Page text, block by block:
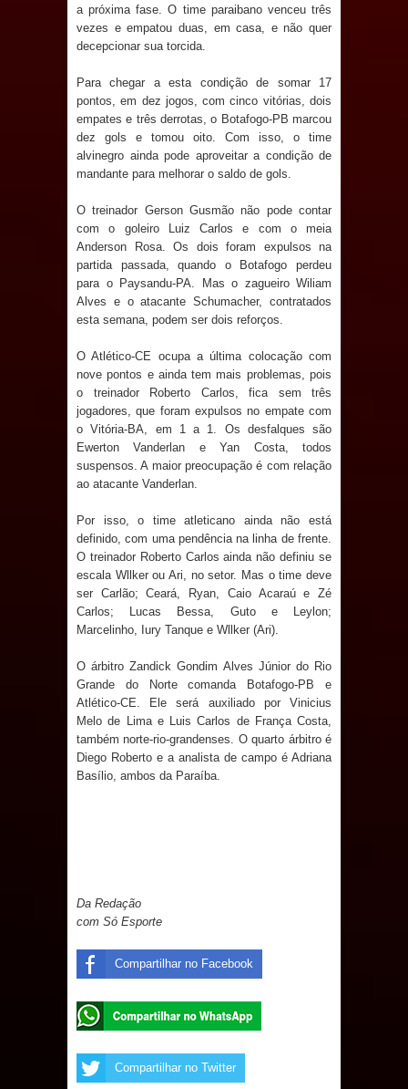
jurídico brasileiro, temas polêmicos;
Prefeitura de Sapé promove
campanha Julho Neon com ações de
conscientização sobre saúde bucal
Caldas Brandão: gestão municipal
antecipa pagamento do mês de julho
e aquece economia para Festa de
Santana
Saúde Bucal: Mais de 470 próteses
dentárias já foram entregues pela
Prefeitura de Sapé em 2026
Caldas Brandão: Tradicional Festa de
Santana 2026 será neste sábado (25)
e deve atrair grande público
Nota de pesar: Câmara de Marí
lamenta a morte da ex-vereadora
Neta do Sindicato
Prefeito Major Sidnei busca em
Brasília recursos para nova Casa de
Convenção em Brasília
inspiram a IV FEIRA LITERÁRIA DO
BREJO em Guarabira
Vereador Davyd Matias reúne cerca
a próxima fase. O time paraibano venceu três
vezes e empatou duas, em casa, e não quer
decepcionar sua torcida.
Para chegar a esta condição de somar 17
pontos, em dez jogos, com cinco vitórias, dois
empates e três derrotas, o Botafogo-PB marcou
dez gols e tomou oito. Com isso, o time
alvinegro ainda pode aproveitar a condição de
mandante para melhorar o saldo de gols.
O treinador Gerson Gusmão não pode contar
com o goleiro Luiz Carlos e com o meia
Anderson Rosa. Os dois foram expulsos na
partida passada, quando o Botafogo perdeu
para o Paysandu-PA. Mas o zagueiro Wiliam
Alves e o atacante Schumacher, contratados
esta semana, podem ser dois reforços.
O Atlético-CE ocupa a última colocação com
nove pontos e ainda tem mais problemas, pois
o treinador Roberto Carlos, fica sem três
jogadores, que foram expulsos no empate com
o Vitória-BA, em 1 a 1. Os desfalques são
Ewerton Vanderlan e Yan Costa, todos
suspensos. A maior preocupação é com relação
ao atacante Vanderlan.
Por isso, o time atleticano ainda não está
definido, com uma pendência na linha de frente.
O treinador Roberto Carlos ainda não definiu se
escala Wllker ou Ari, no setor. Mas o time deve
ser Carlão; Ceará, Ryan, Caio Acaraú e Zé
Carlos; Lucas Bessa, Guto e Leylon;
Marcelinho, Iury Tanque e Wllker (Ari).
O árbitro Zandick Gondim Alves Júnior do Rio
Grande do Norte comanda Botafogo-PB e
Atlético-CE. Ele será auxiliado por Vinicius
Melo de Lima e Luis Carlos de França Costa,
também norte-rio-grandenses. O quarto árbitro é
Diego Roberto e a analista de campo é Adriana
Basílio, ambos da Paraíba.
Da Redação
com Só Esporte
Compartilhar no Facebook
Compartilhar no Twitter